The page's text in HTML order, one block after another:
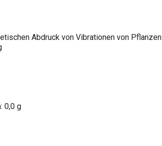
Abdruck von Vibrationen von Pflanzen
0,0 g